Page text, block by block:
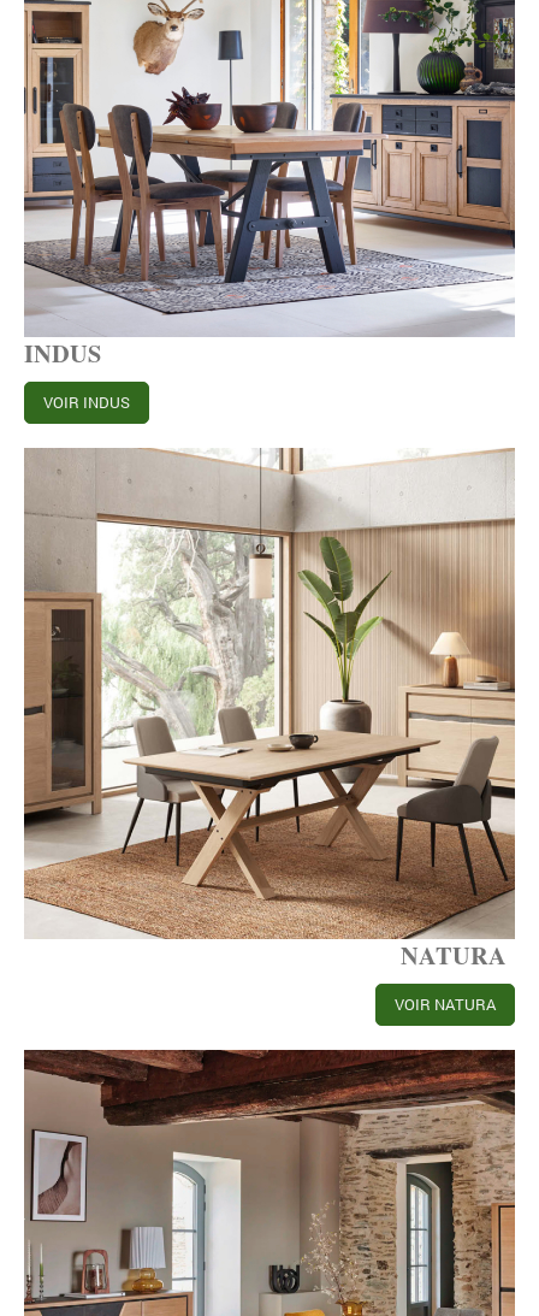
INDUS
VOIR INDUS
NATURA
VOIR NATURA